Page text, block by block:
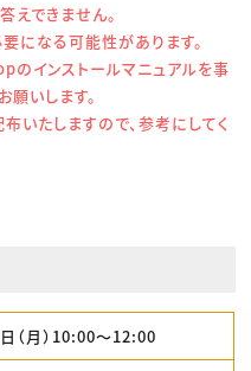
えできません。
になる可能性があります。
インストールマニュアルを事
いします。
いたしますので、参考にしてく
（月）10:00〜12:00